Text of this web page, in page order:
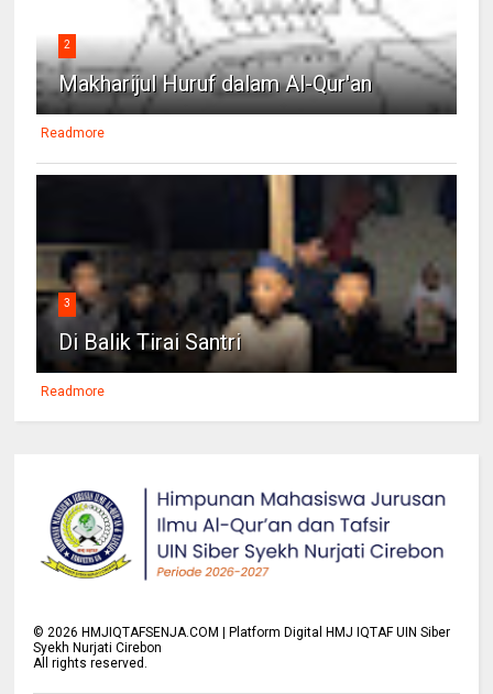
2
Makharijul Huruf dalam Al-Qur'an
Readmore
3
Di Balik Tirai Santri
Readmore
©2026 HMJIQTAFSENJA.COM | Platform Digital HMJ IQTAF UIN Siber
Syekh Nurjati Cirebon
All rights reserved.